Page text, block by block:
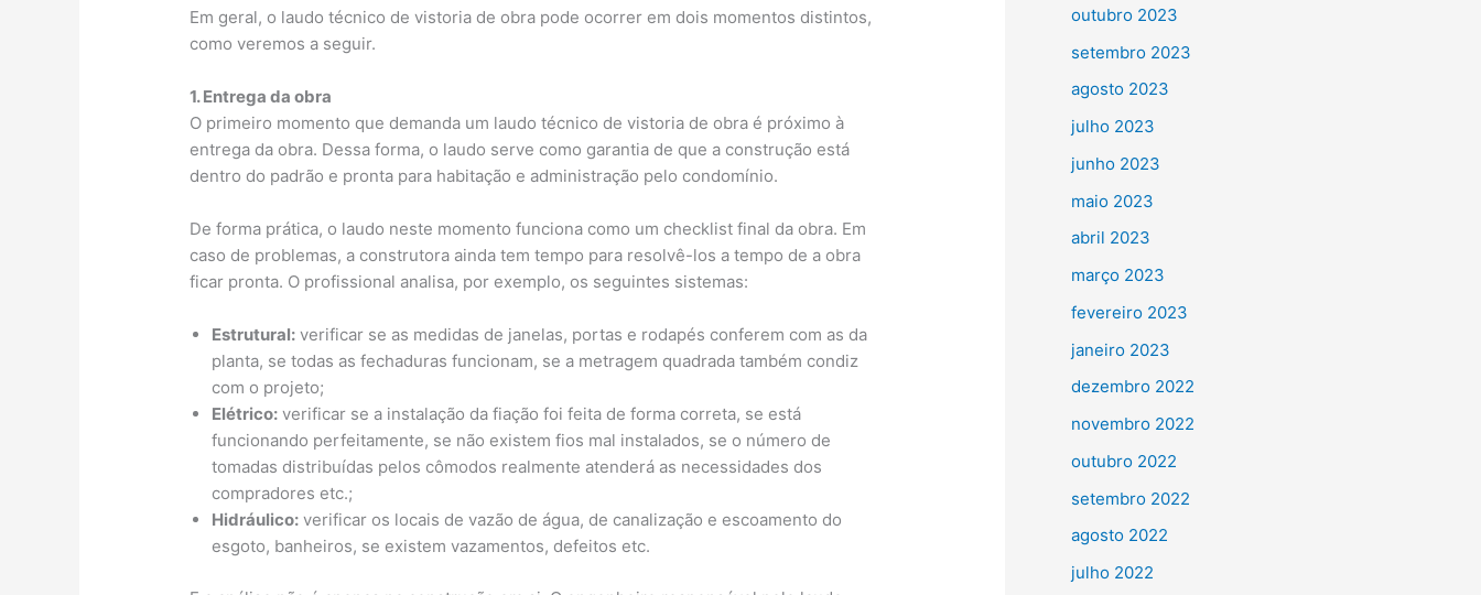
Em geral, o laudo técnico de vistoria de obra pode ocorrer em dois momentos distintos,
como veremos a seguir.
1. Entrega da obra
O primeiro momento que demanda um laudo técnico de vistoria de obra é próximo à
entrega da obra. Dessa forma, o laudo serve como garantia de que a construção está
dentro do padrão e pronta para habitação e administração pelo condomínio.
De forma prática, o laudo neste momento funciona como um checklist final da obra. Em
caso de problemas, a construtora ainda tem tempo para resolvê-los a tempo de a obra
ficar pronta. O profissional analisa, por exemplo, os seguintes sistemas:
Estrutural: verificar se as medidas de janelas, portas e rodapés conferem com as da
planta, se todas as fechaduras funcionam, se a metragem quadrada também condiz
com o projeto;
Elétrico: verificar se a instalação da fiação foi feita de forma correta, se está
funcionando perfeitamente, se não existem fios mal instalados, se o número de
tomadas distribuídas pelos cômodos realmente atenderá as necessidades dos
compradores etc.;
Hidráulico: verificar os locais de vazão de água, de canalização e escoamento do
esgoto, banheiros, se existem vazamentos, defeitos etc.
outubro 2023
setembro 2023
agosto 2023
julho 2023
junho 2023
maio 2023
abril 2023
março 2023
fevereiro 2023
janeiro 2023
dezembro 2022
novembro 2022
outubro 2022
setembro 2022
agosto 2022
julho 2022